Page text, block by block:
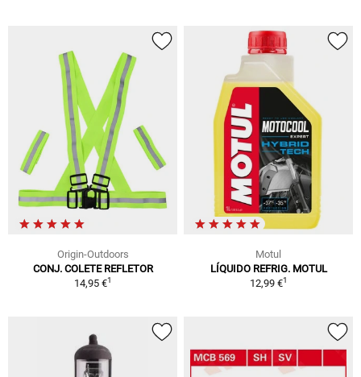
Origin-Outdoors
CONJ. COLETE REFLETOR
14,95 €1
Motul
LÍQUIDO REFRIG. MOTUL
12,99 €1